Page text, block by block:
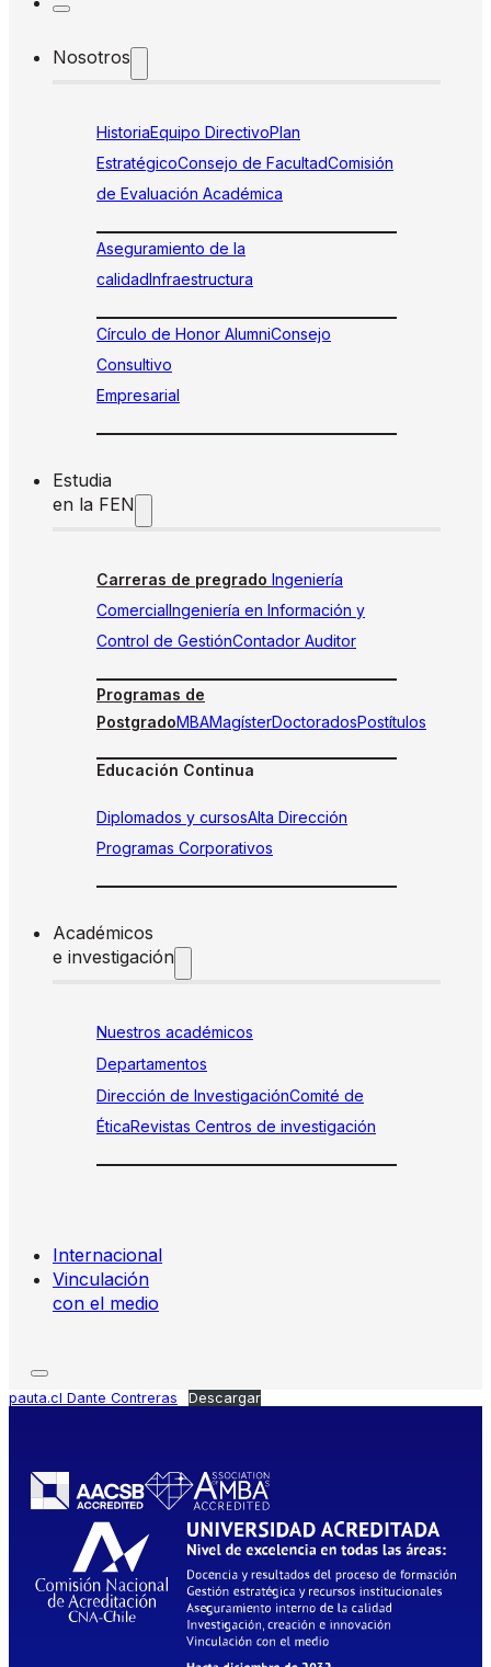
Nosotros
HistoriaEquipo DirectivoPlan
EstratégicoConsejo de FacultadComisión
de Evaluación Académica
Aseguramiento de la
calidadInfraestructura
Círculo de Honor AlumniConsejo
Consultivo
Empresarial
Estudia
en la FEN
Carreras de pregrado Ingeniería
ComercialIngeniería en Información y
Control de GestiónContador Auditor
Programas de
PostgradoMBAMagísterDoctoradosPostítulos
Educación Continua
Diplomados y cursosAlta Dirección
Programas Corporativos
Académicos
e investigación
Nuestros académicos
Departamentos
Dirección de InvestigaciónComité de
ÉticaRevistas Centros de investigación
Internacional
Vinculación
con el medio
pauta.cl Dante Contreras Descargar